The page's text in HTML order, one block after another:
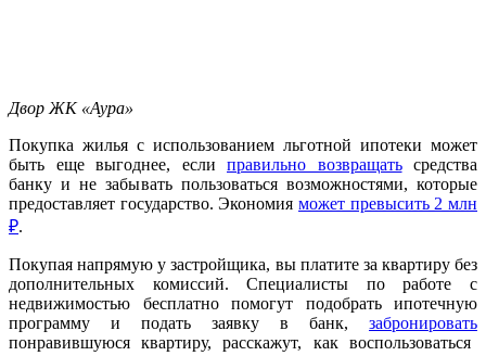
Двор ЖК «Аура»
Покупка жилья с использованием льготной ипотеки может
быть еще выгоднее, если правильно возвращатьсредства
банку и не забывать пользоваться возможностями, которые
предоставляет государство. Экономия может превысить 2 млн
₽.
Покупая напрямую у застройщика, вы платите за квартиру без
дополнительных комиссий. Специалисты по работе с
недвижимостью бесплатно помогут подобрать ипотечную
программу и подать заявку в банк, забронировать
понравившуюся квартиру, расскажут, как воспользоваться